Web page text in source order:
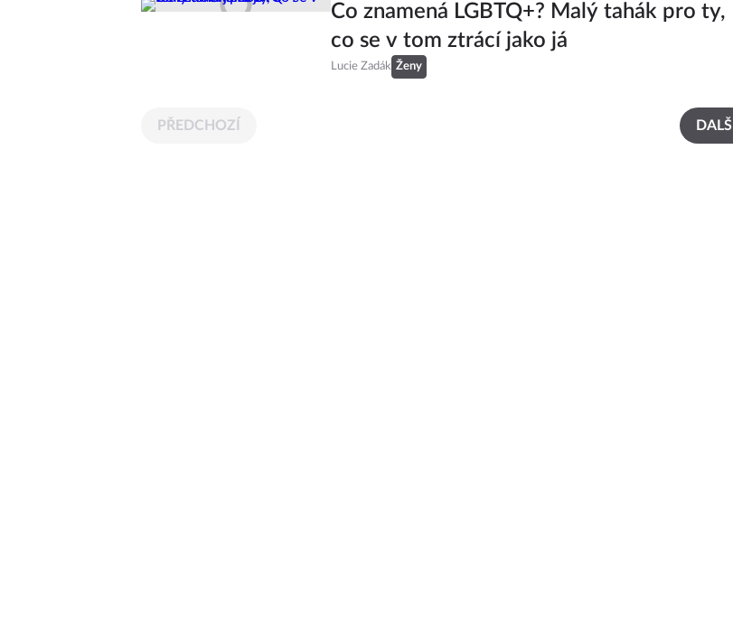
Co znamená LGBTQ+? Malý tahák pro ty,
co se v tom ztrácí jako já
Lucie Zadák Ženy
PŘEDCHOZÍ DALŠÍ